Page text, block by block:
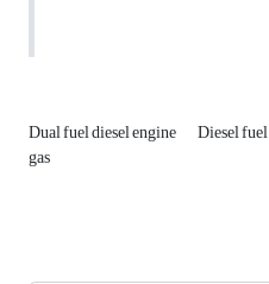
Dual fuel diesel engine Diesel fuel
gas